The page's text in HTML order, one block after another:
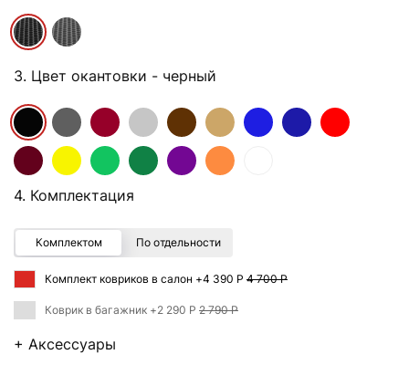
3. Цвет окантовки - черный
4. Комплектация
Комплектом По отдельности
Комплект ковриков в салон +4 390 Р 4 700 Р
Коврик в багажник +2 290 Р 2 790 Р
+ Аксессуары